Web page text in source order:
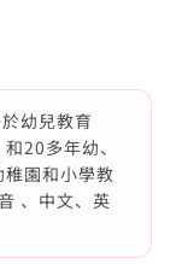
幼兒教育
20多年幼、
園和小學教
、中文、英